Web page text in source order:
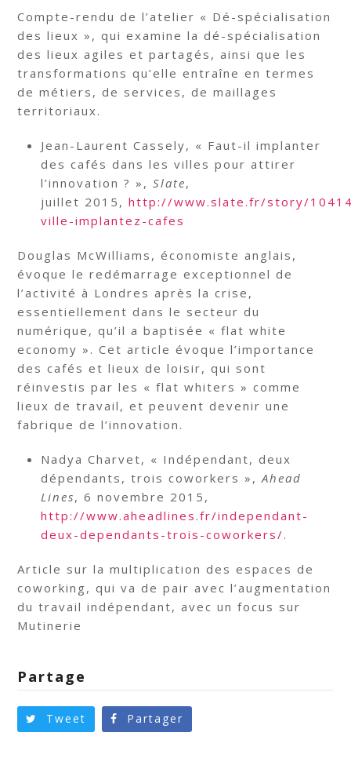
Compte-rendu de l’atelier « Dé-spécialisation
des lieux », qui examine la dé-spécialisation
des lieux agiles et partagés, ainsi que les
transformations qu’elle entraîne en termes
de métiers, de services, de maillages
territoriaux.
Jean-Laurent Cassely, « Faut-il implanter
des cafés dans les villes pour attirer
l’innovation ? »,Slate,
juillet 2015,http://www.slate.fr/story/
ville-implantez-cafes
Douglas McWilliams, économiste anglais,
évoque le redémarrage exceptionnel de
l’activité à Londres après la crise,
essentiellement dans le secteur du
numérique, qu’il a baptisée « flat white
economy ». Cet article évoque l’importance
des cafés et lieux de loisir, qui sont
réinvestis par les « flat whiters » comme
lieux de travail, et peuvent devenir une
fabrique de l’innovation.
Nadya Charvet, « Indépendant, deux
dépendants, trois coworkers », Ahead
Lines, 6 novembre 2015,
http://www.aheadlines.fr/independant-
deux-dependants-trois-coworkers/.
Article sur la multiplication des espaces de
coworking, qui va de pair avec l’augmentation
du travail indépendant, avec un focus sur
Mutinerie
Partage
Tweet Partager